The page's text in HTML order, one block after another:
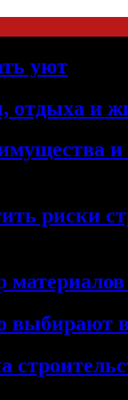
уют
отдыха и
риски
выбирают